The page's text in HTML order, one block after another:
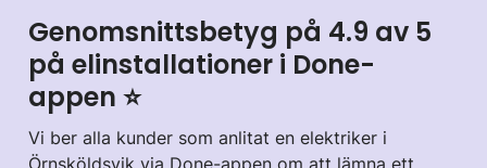
Genomsnittsbetyg på 4.9 av 5
på elinstallationer i Done-
appen ⭐️
Vi ber alla kunder som anlitat en elektriker i
Örnsköldsvik via Done-appen om att lämna ett